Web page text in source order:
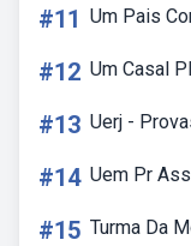
#11 Um Pais
#12 Um Casal
#13 Uerj -
#14 Uem Pr
#15 Turma Da